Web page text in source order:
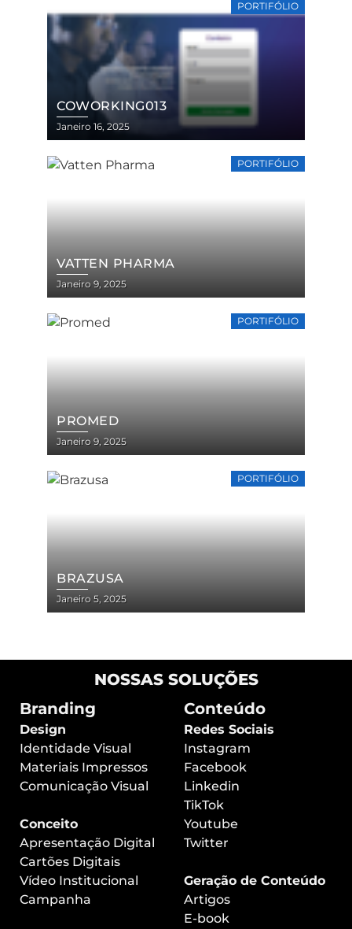
PORTIFÓLIO
COWORKING013
Janeiro 16, 2025
PORTIFÓLIO
VATTEN PHARMA
Janeiro 9, 2025
PORTIFÓLIO
PROMED
Janeiro 9, 2025
PORTIFÓLIO
BRAZUSA
Janeiro 5, 2025
NOSSAS SOLUÇÕES
Branding
Design
Identidade Visual
Materiais Impressos
Comunicação Visual
Conceito
Apresentação Digital
Cartões Digitais
Vídeo Institucional
Campanha
Conteúdo
Redes Sociais
Instagram
Facebook
Linkedin
TikTok
Youtube
Twitter
Geração de Conteúdo
Artigos
E-book